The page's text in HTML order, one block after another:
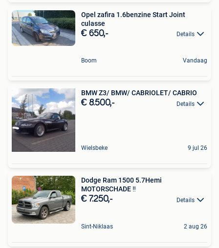
Opel zafira 1.6benzine Start Joint
culasse
€ 650,- Details
Boom Vandaag
BMW Z3/ BMW/ CABRIOLET/ CABRIO
€ 8.500,- Details
Wielsbeke 9 jul 26
Dodge Ram 1500 5.7Hemi
MOTORSCHADE ‼️
€ 7.250,- Details
Sint-Niklaas 2 aug 26